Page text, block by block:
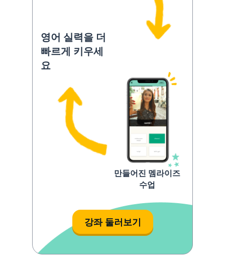
영어 실력을 더
빠르게 키우세
요
만들어진 멤라이즈
수업
강좌 둘러보기